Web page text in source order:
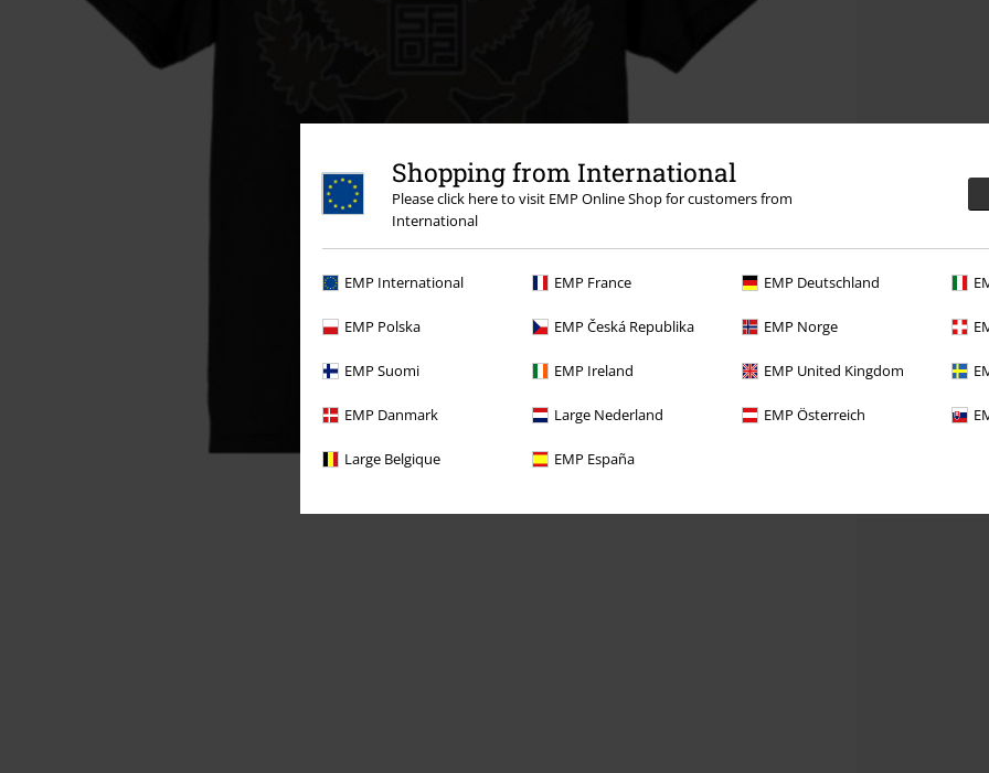
Shopping from International
Please click here to visit EMP Online Shop for customers from
International
EMP International EMP France EMP Deutschland
EMP Polska EMP Česká Republika EMP Norge
EMP Suomi EMP Ireland EMP United Kingdom
EMP Danmark Large Nederland EMP Österreich
Large Belgique EMP España